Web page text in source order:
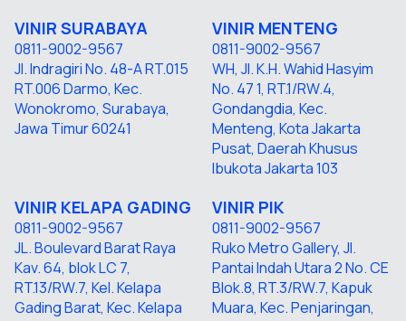
VINIR SURABAYA
0811-9002-9567
Jl. Indragiri No. 48-A RT.015
RT.006 Darmo, Kec.
Wonokromo, Surabaya,
Jawa Timur 60241
VINIR MENTENG
0811-9002-9567
WH, Jl. K.H. Wahid Hasyim
No. 47 1, RT.1/RW.4,
Gondangdia, Kec.
Menteng, Kota Jakarta
Pusat, Daerah Khusus
Ibukota Jakarta 103
VINIR KELAPA GADING
0811-9002-9567
JL. Boulevard Barat Raya
Kav. 64, blok LC 7,
RT.13/RW.7, Kel. Kelapa
Gading Barat, Kec. Kelapa
VINIR PIK
0811-9002-9567
Ruko Metro Gallery, Jl.
Pantai Indah Utara 2 No. CE
Blok.8, RT.3/RW.7, Kapuk
Muara, Kec. Penjaringan,